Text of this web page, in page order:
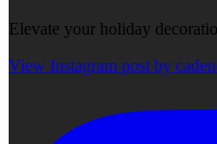
Elevate your holiday
View Instagram post by